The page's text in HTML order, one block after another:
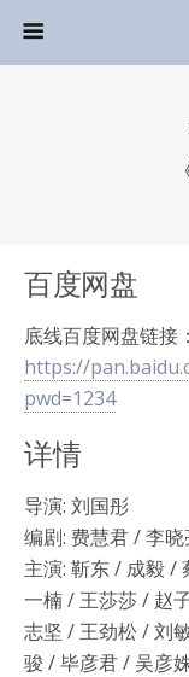
百度网盘
底线百度网盘链接：
https://
pwd=1234
详情
导演: 刘国彤
编剧: 费慧君 / 李晓
主演: 靳东 / 成毅 /
一楠 / 王莎莎 / 赵
志坚 / 王劲松 / 刘
骏 / 毕彦君 / 吴彦